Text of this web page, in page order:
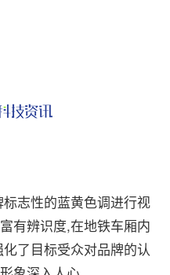
志性的蓝黄色调进行视
有辨识度,在地铁车厢内
了目标受众对品牌的认